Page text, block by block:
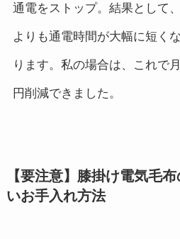
通電をストップ。結果として
よりも通電時間が大幅に短く
ります。私の場合は、これで
円削減できました。
【要注意】膝掛け電気毛
いお手入れ方法